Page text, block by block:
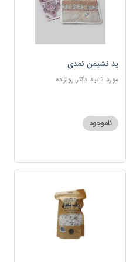
پد نشیمن نمدی
مورد تایید دکتر روازاده
ناموجود